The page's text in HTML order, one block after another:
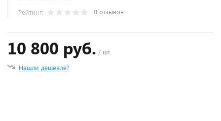
Рейтинг: 0 отзывов
10 800 руб. / шт
Нашли дешевле?